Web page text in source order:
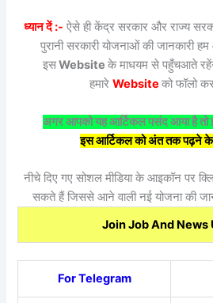
ध्यान दें :- ऐसे ही केंद्र सरकार और राज्य
पुरानी सरकारी योजनाओं की
इसWebsite के माधयम से पहुँचआते
हमारे Website को फॉलो
अगर आपको यह आर्टिकल पसंद आया है
इस आर्टिकल को अंत तक पढ़ने के
नीचे दिए गए सोशल मीडिया के आइकॉन पर
सकते हैं जिससे आने वाली नई योजना की
Join Job And News
For Telegram